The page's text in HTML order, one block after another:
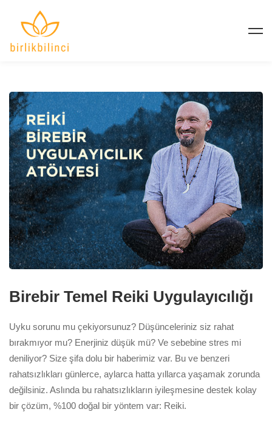
Birebir Temel Reiki Uygulayıcılığı
Uyku sorunu mu çekiyorsunuz? Düşünceleriniz siz rahat
bırakmıyor mu? Enerjiniz düşük mü? Ve sebebine stres mi
deniliyor? Size şifa dolu bir haberimiz var. Bu ve benzeri
rahatsızlıkları günlerce, aylarca hatta yıllarca yaşamak zorunda
değilsiniz. Aslında bu rahatsızlıkların iyileşmesine destek kolay
bir çözüm, %100 doğal bir yöntem var: Reiki.